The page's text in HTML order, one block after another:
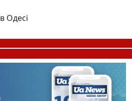
в Одесі